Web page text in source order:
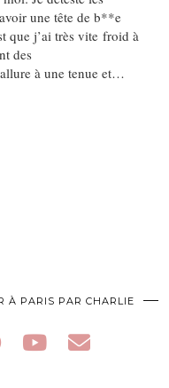
une tête de b**e
que j’ai très vite froid à
des
à une tenue et…
À PARIS PAR CHARLIE